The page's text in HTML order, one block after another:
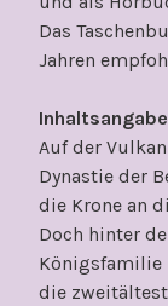
Das
Jahren
Inhaltsangabe
Auf der
Dynastie der
die Krone an
Doch hinter
Königsfamilie
die